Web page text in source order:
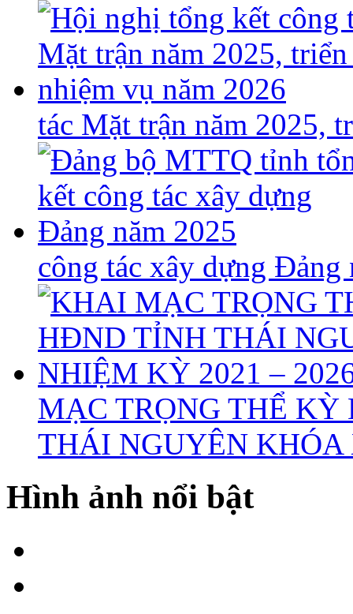
tác Mặt trận năm 2025,
công tác xây dựng Đảng
MẠC TRỌNG THỂ
THÁI NGUYÊN KHÓA
Hình ảnh nổi bật